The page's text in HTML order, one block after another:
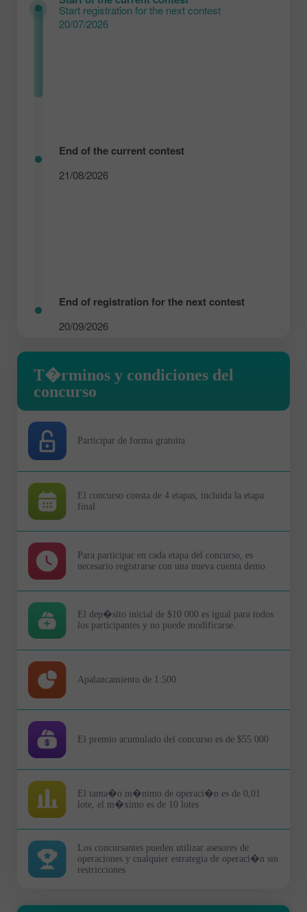
Start registration for the next contest
20/07/2026
End of the current contest
21/08/2026
End of registration for the next contest
20/09/2026
T�rminos y condiciones del
concurso
Participar de forma gratuita
El concurso consta de 4 etapas, incluida la etapa
final
Para participar en cada etapa del concurso, es
necesario registrarse con una nueva cuenta demo
El dep�sito inicial de $10 000 es igual para todos
los participantes y no puede modificarse.
Apalancamiento de 1:500
El premio acumulado del concurso es de $55 000
El tama�o m�nimo de operaci�n es de 0,01
lote, el m�ximo es de 10 lotes
Los concursantes pueden utilizar asesores de
operaciones y cualquier estrategia de operaci�n sin
restricciones